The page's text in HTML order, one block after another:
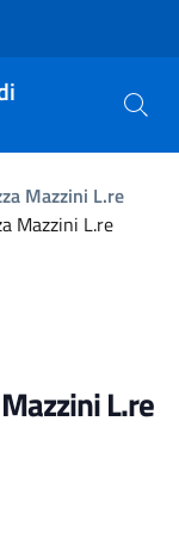
Mazzini L.re
Mazzini L.re
L.re